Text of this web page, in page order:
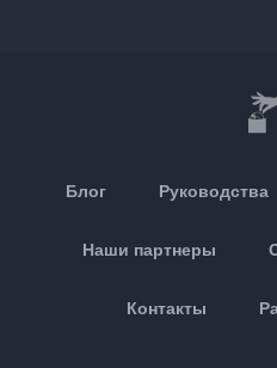
Блог Руководства
Наши партнеры
Контакты